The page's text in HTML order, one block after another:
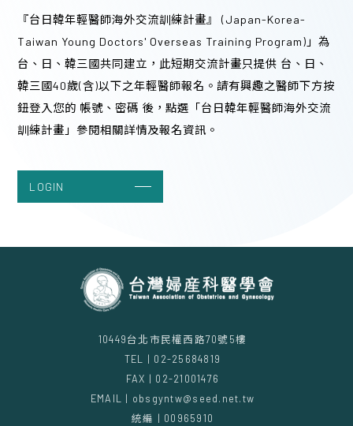
證與創傷後壓力（PTSD）臨床實務教育訓練
B類
・1學分
台東馬偕紀念醫院 恩典樓9樓 李庥紀念禮拜
堂
09:00 - 15:00 (1 hours)
『台日韓年輕醫師海外交流訓練計畫』 (Japan-Korea-
Taiwan Young Doctors' Overseas Training Program)」為
台、日、韓三國共同建立，此短期交流計畫只提供 台、日、
韓三國40歲(含)以下之年輕醫師報名。請有興趣之醫師下方按
鈕登入您的 帳號、密碼 後，點選「台日韓年輕醫師海外交流
訓練計畫」參閱相關詳情及報名資訊。
LOGIN
10449台北市民權西路70號5樓
TEL | 02-25684819
FAX | 02-21001476
EMAIL | obsgyntw@seed.net.tw
統編 | 00965910